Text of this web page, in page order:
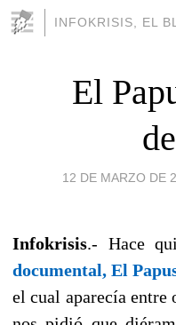
INFOKRISIS, EL
El
12 DE MARZO DE
Infokrisis.- Hace
documental, El
el cual aparecía entre